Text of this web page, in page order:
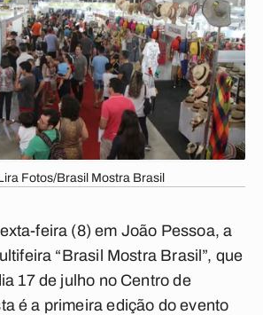
Fotos/Brasil Mostra Brasil
feira (8) em João Pessoa, a
“Brasil Mostra Brasil”, que
17 de julho no Centro de
é a primeira edição do evento